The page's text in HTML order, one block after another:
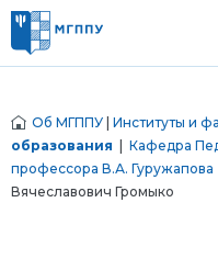
Об МГППУ Институты и
образования
Кафедра
профессора В.А. Гуружапова
Вячеславович Громыко